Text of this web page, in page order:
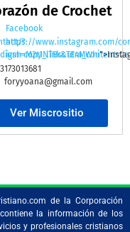
?
de Crochet
Facebook
https://www.instagram.com/
igsh=M2t1NTBscTE4MWhi
3173013681
foryyoana@gmail.com
Ver Miscrositio
de la Corporación
la información de los
y profesionales cristianos